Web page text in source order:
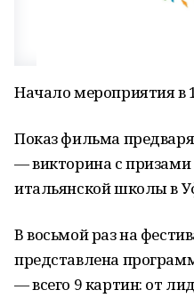
Начало мероприятия в
Показ фильма
— викторина с призами
итальянской школы в
В восьмой раз на
представлена
— всего 9 картин: от